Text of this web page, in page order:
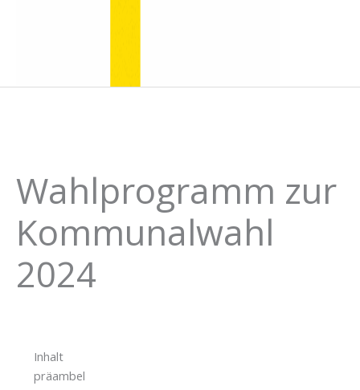
Wahlprogramm zur
Kommunalwahl
2024
Inhalt
präambel